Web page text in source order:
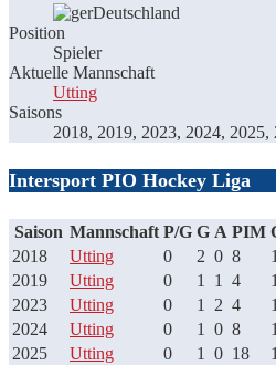
Deutschland
Position
Spieler
Aktuelle Mannschaft
Utting
Saisons
2018, 2019, 2023, 2024,
Intersport PIO Hockey Liga
Saison Mannschaft P/G G A PIM
2018
Utting 0 2 0 8
2019
Utting 0 1 1 4
2023
Utting 0 1 2 4
2024
Utting 0 1 0 8
2025
Utting 0 1 0 18